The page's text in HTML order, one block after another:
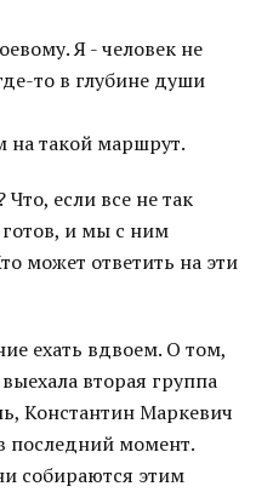
Я - человек не
то в глубине души
на такой маршрут.
если все не так
готов, и мы с ним
может ответить на эти
ехать вдвоем. О том,
вторая группа
Константин Маркевич
последний момент.
собираются этим